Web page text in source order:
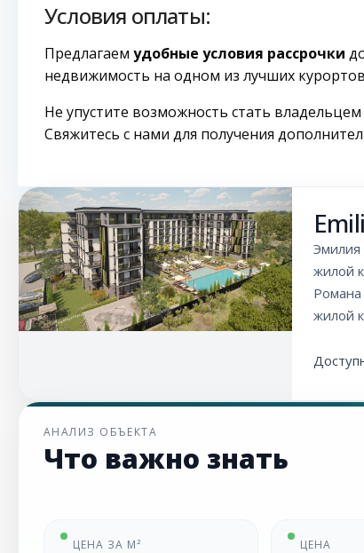
Условия оплаты:
Предлагаем удобные условия рассрочки
недвижимость на одном из лучших
Не упустите возможность стать
Свяжитесь с нами для получения
жилой
жилой
АНАЛИЗ ОБЪЕКТА
Что важно знать
ЦЕНА ЗА М² ЦЕНА